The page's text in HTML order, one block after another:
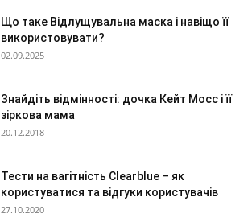
Що таке Відлущувальна маска і навіщо її
використовувати?
02.09.2025
Знайдіть відмінності: дочка Кейт Мосс і її
зіркова мама
20.12.2018
Тести на вагітність Clearblue – як
користуватися та відгуки користувачів
27.10.2020